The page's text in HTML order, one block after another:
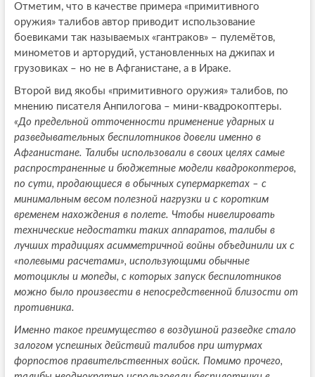
Отметим, что в качестве примера «примитивного
оружия» талибов автор приводит использование
боевиками так называемых «гантраков» – пулемётов,
минометов и арторудий, установленных на джипах и
грузовиках – но не в Афганистане, а в Ираке.
Второй вид якобы «примитивного оружия» талибов, по
мнению писателя Анпилогова – мини-квадрокоптеры.
«До предельной отточенности применение ударных и
разведывательных беспилотников довели именно в
Афганистане. Талибы использовали в своих целях самые
распространенные и бюджетные модели квадрокоптеров,
по сути, продающиеся в обычных супермаркетах – с
минимальным весом полезной нагрузки и с коротким
временем нахождения в полете. Чтобы нивелировать
технические недостатки таких аппаратов, талибы в
лучших традициях асимметричной войны объединили их с
«полевыми расчетами», использующими обычные
мотоциклы и мопеды, с которых запуск беспилотников
можно было произвести в непосредственной близости от
противника.
Именно такое преимущество в воздушной разведке стало
залогом успешных действий талибов при штурмах
форпостов правительственных войск. Помимо прочего,